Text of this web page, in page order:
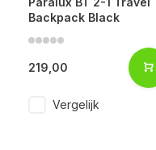
Backpack Black
219,00
Vergelijk